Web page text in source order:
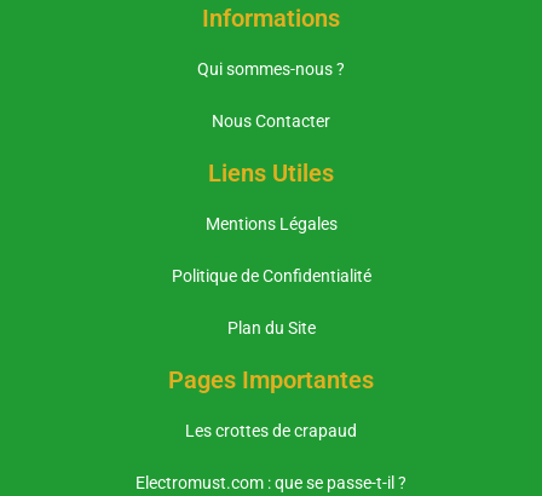
Informations
Qui sommes-nous ?
Nous Contacter
Liens Utiles
Mentions Légales
Politique de Confidentialité
Plan du Site
Pages Importantes
Les crottes de crapaud
Electromust.com : que se passe-t-il ?